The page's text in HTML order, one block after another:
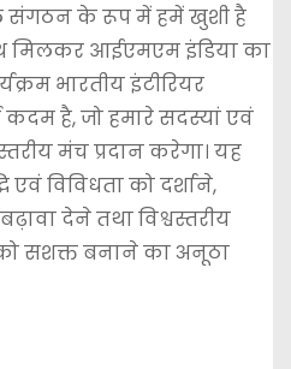
संगठन के रूप में हमें खुशी है
आईएमएम इंडिया का
भारतीय इंटीरियर
कदम है, जो हमारे सदस्यां एवं
मंच प्रदान करेगा। यह
एवं विविधता को दर्शाने,
बढ़ावा देने तथा विश्वस्तरीय
को सशक्त बनाने का अनूठा